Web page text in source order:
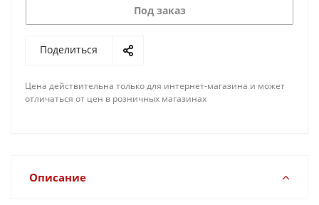
Под заказ
Поделиться
Цена действительна только для интернет-магазина и может
отличаться от цен в розничных магазинах
Описание